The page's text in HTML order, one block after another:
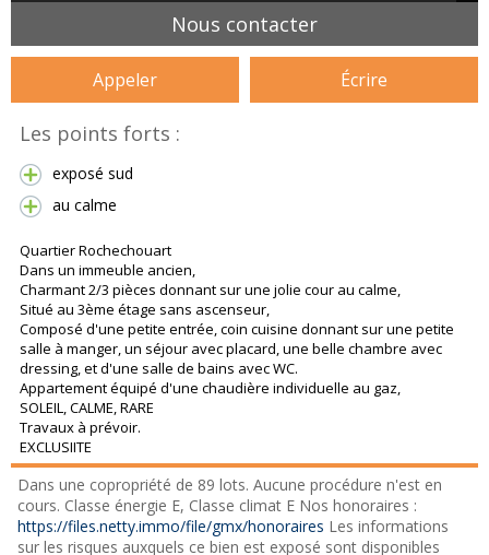
Nous contacter
Appeler Écrire
Les points forts :
exposé sud
au calme
Quartier Rochechouart
Dans un immeuble ancien,
Charmant 2/3 pièces donnant sur une jolie cour au calme,
Situé au 3ème étage sans ascenseur,
Composé d'une petite entrée, coin cuisine donnant sur une petite
salle à manger, un séjour avec placard, une belle chambre avec
dressing, et d'une salle de bains avec WC.
Appartement équipé d'une chaudière individuelle au gaz,
SOLEIL, CALME, RARE
Travaux à prévoir.
EXCLUSIITE
Dans une copropriété de 89 lots. Aucune procédure n'est en
cours. Classe énergie E, Classe climat E Nos honoraires :
https://files.netty.immo/file/gmx/honoraires Les informations
sur les risques auxquels ce bien est exposé sont disponibles